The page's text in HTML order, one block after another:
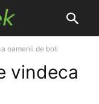
oamenii de boli
vindeca